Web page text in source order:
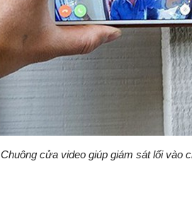
Chuông cửa video giúp giám sát lối vào